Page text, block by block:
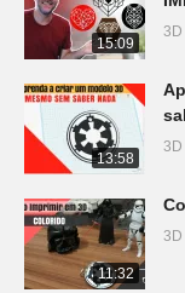
15:09
3D
13:58
3D
11:32
3D